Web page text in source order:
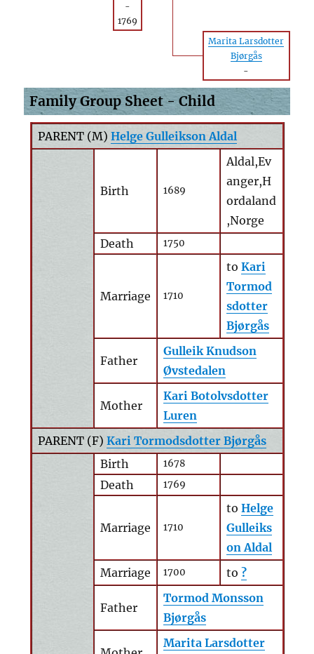
-
1769
Marita Larsdotter
Bjørgås
-
Family Group Sheet - Child
PARENT (M) Helge Gulleikson Aldal
Birth 1689
Aldal,Ev
anger,H
ordaland
,Norge
Death
1750
Marriage 1710
to Kari
Tormod
sdotter
Bjørgås
Father
Gulleik Knudson
Øvstedalen
Mother
Kari Botolvsdotter
Luren
PARENT (F) Kari Tormodsdotter Bjørgås
Birth
1678
Death 1769
Marriage 1710
to Helge
Gulleiks
on Aldal
Marriage
1700 to ?
Father
Tormod Monsson
Bjørgås
Marita Larsdotter